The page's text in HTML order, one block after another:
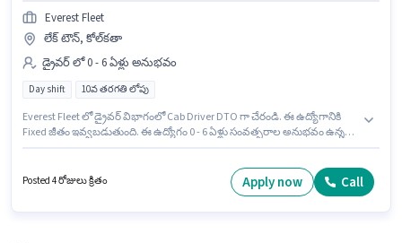
Everest Fleet
లేక్ టౌన్, కోల్‌కతా
డ్రైవర్ లో 0 - 6 ఏళ్లు అనుభవం
Day shift 10వ తరగతి లోపు
Everest Fleet లో డ్రైవర్ విభాగంలో Cab Driver DTO గా చేరండి. ఈ ఉద్యోగానికి
Fixed జీతం ఇవ్వబడుతుంది. ఈ ఉద్యోగం 0 - 6 ఏళ్లు సంవత్సరాల అనుభవం ఉన్న
చేయవచ్చు. ఈ ఉద్యోగం లేక్ టౌన్, కోల్‌కతా లో ఉంది.
Posted 4 రోజులు క్రితం Apply now Call